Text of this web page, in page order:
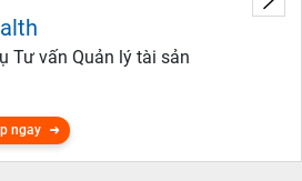
Tư vấn Quản lý tài sản
ngay